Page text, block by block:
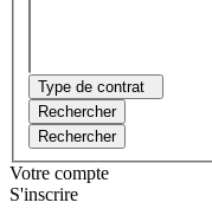
Type de contrat
Rechercher
Rechercher
Votre compte
S'inscrire